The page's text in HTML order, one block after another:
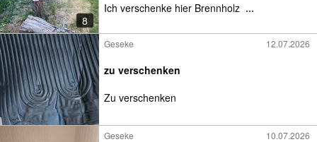
8
Ich verschenke hier Brennholz ...
Geseke 12.07.2026
zu verschenken
Zu verschenken
Geseke 10.07.2026